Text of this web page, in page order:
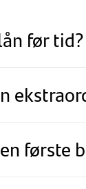
før tid?
første